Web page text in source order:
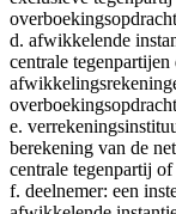
d. afwikkelende
centrale tegenpartijen
e.
berekening van de
centrale tegenpartij
f. deelnemer: een